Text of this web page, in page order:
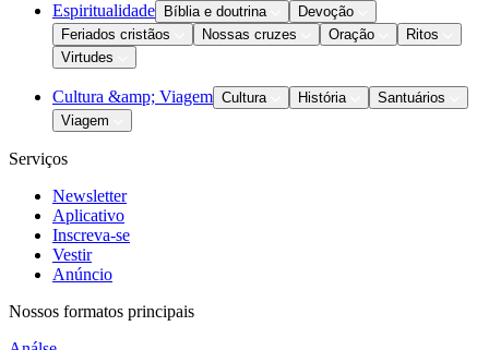
Espiritualidade Bíblia e doutrina
Devoção
Feriados cristãos
Nossas cruzes Oração
Ritos
Virtudes
Cultura &amp; Viagem Cultura História
Santuários
Viagem
Serviços
Newsletter
Aplicativo
Inscreva-se
Vestir
Anúncio
Nossos formatos principais